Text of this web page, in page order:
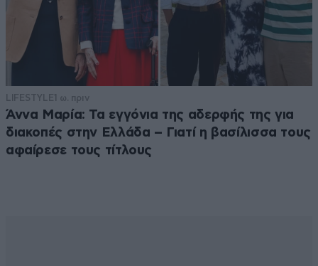
LIFESTYLE1 ω. πριν
Άννα Μαρία: Τα εγγόνια της αδερφής της για
διακοπές στην Ελλάδα – Γιατί η βασίλισσα τους
αφαίρεσε τους τίτλους